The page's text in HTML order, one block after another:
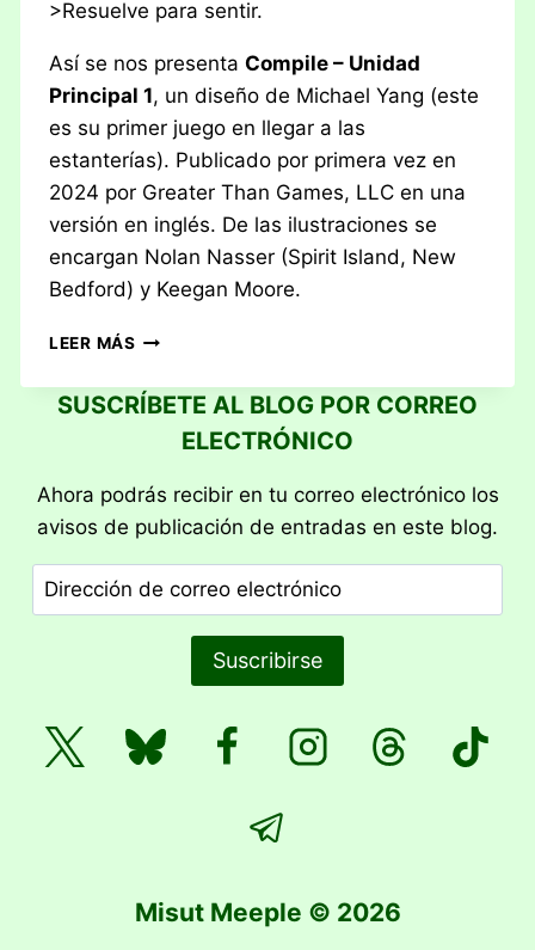
>Resuelve para sentir.
Así se nos presentaCompile – Unidad
Principal 1, un diseño de Michael Yang (este
es su primer juego en llegar a las
estanterías). Publicado por primera vez en
2024 por Greater Than Games, LLC en una
versión en inglés. De las ilustraciones se
encargan Nolan Nasser (Spirit Island, New
Bedford) y Keegan Moore.
LEER MÁS RESEÑA:
–
UNIDAD
PRINCIPAL
SUSCRÍBETE AL BLOG POR CORREO
ELECTRÓNICO
Ahora podrás recibir en tu correo electrónico los
avisos de publicación de entradas en este blog.
Dirección
de
Suscribirse
Misut Meeple © 2026